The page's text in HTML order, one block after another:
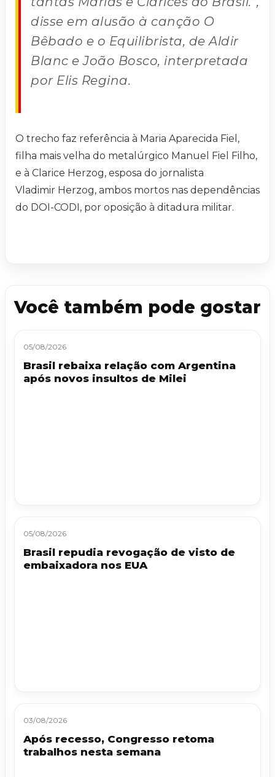
disse em alusão à canção O
Bêbado e o Equilibrista, de Aldir
Blanc e João Bosco, interpretada
por Elis Regina.
O trecho faz referência à Maria Aparecida Fiel,
filha mais velha do metalúrgico Manuel Fiel Filho,
e à Clarice Herzog, esposa do jornalista
Vladimir Herzog, ambos mortos nas dependências
do DOI-CODI, por oposição à ditadura militar.
Você também pode gostar
05/08/2026
Brasil rebaixa relação com Argentina
após novos insultos de Milei
05/08/2026
Brasil repudia revogação de visto de
embaixadora nos EUA
03/08/2026
Após recesso, Congresso retoma
trabalhos nesta semana